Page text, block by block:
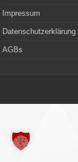
Impressum
Datenschutzerklärung
AGBs